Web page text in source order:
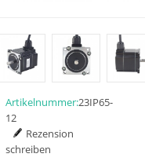
Artikelnummer:23IP65-
12
Rezension
schreiben